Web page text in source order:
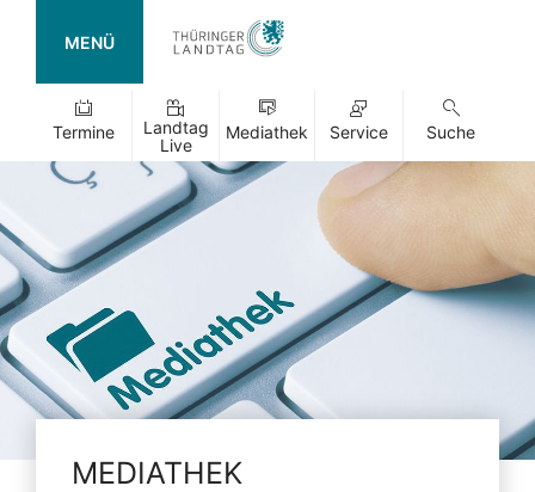
MENÜ
Termine
Landtag
Live
Mediathek Service Suche
MEDIATHEK